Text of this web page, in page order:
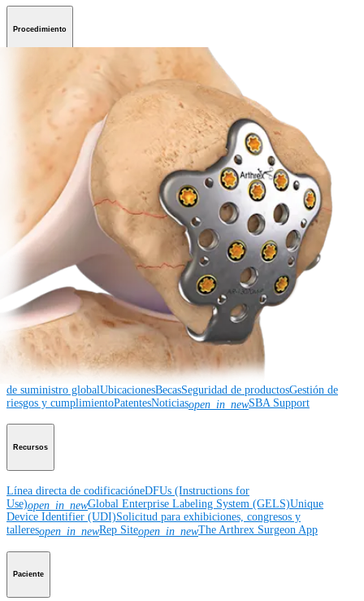
Procedimiento
CodoMano y muñeca
Cadera Ortobiológicos Cirugía cardiotorácicaColumna vertebral
Rodilla Codo Mano y muñecaPie y tobilloCaderaOrtobiológicos
Cirugía cardiotorácica
Columna vertebralImagen y resección
Educación médica
Educación médica Descripción de cursosCalendario de cursosArthroLab™ -
UbicacionesNuestro departamento de educación médicaOrthoPedia
Corporación
CorporaciónQuiénes somosEventos comunitariosDivulgación de la cadena
de suministro globalUbicacionesBecasSeguridad de productosGestión de
riesgos y cumplimientoPatentesNoticiasopen_in_newSBA Support
Recursos
Línea directa de codificacióneDFUs (Instructions for
Use)open_in_newGlobal Enterprise Labeling System (GELS)Unique
Device Identifier (UDI)Solicitud para exhibiciones, congresos y
talleresopen_in_newRep Siteopen_in_newThe Arthrex Surgeon App
Paciente